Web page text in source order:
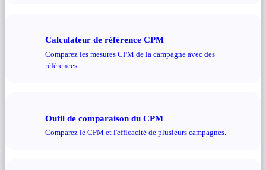
Calculateur de référence CPM
Comparez les mesures CPM de la campagne avec des
références.
Outil de comparaison du CPM
Comparez le CPM et l'efficacité de plusieurs campagnes.